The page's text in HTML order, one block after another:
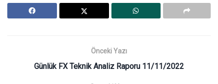
Önceki Yazı
Günlük FX Teknik Analiz Raporu 11/11/2022